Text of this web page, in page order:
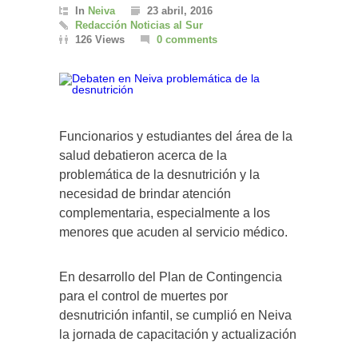
In Neiva
23 abril, 2016
Redacción Noticias al Sur
126 Views
0 comments
Funcionarios y estudiantes del área de la
salud debatieron acerca de la
problemática de la desnutrición y la
necesidad de brindar atención
complementaria, especialmente a los
menores que acuden al servicio médico.
En desarrollo del Plan de Contingencia
para el control de muertes por
desnutrición infantil, se cumplió en Neiva
la jornada de capacitación y actualización